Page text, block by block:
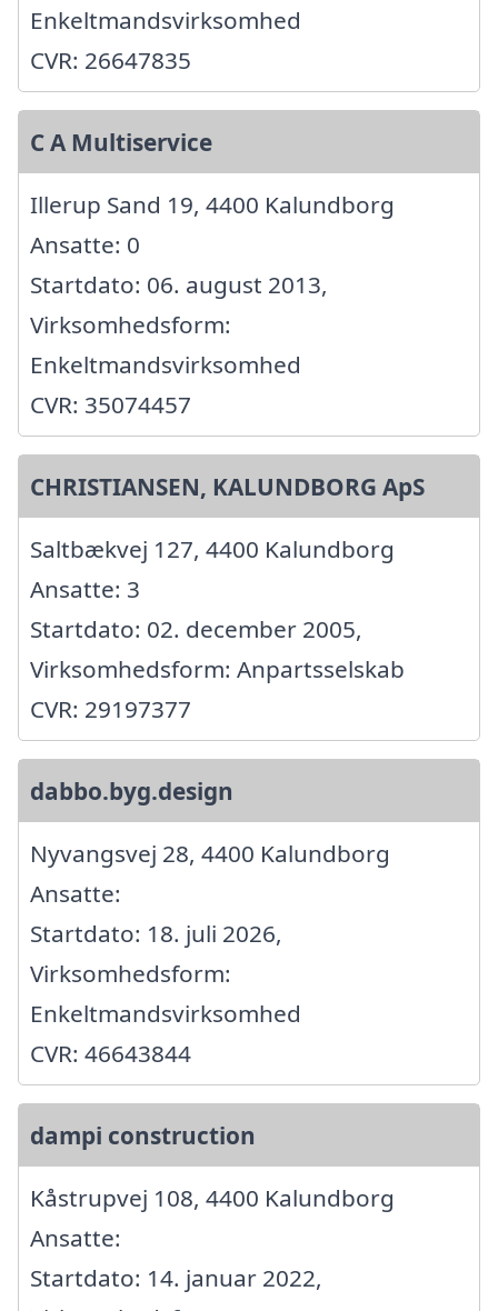
Enkeltmandsvirksomhed
CVR: 26647835
C A Multiservice
Illerup Sand 19, 4400 Kalundborg
Ansatte: 0
Startdato: 06. august 2013,
Virksomhedsform:
Enkeltmandsvirksomhed
CVR: 35074457
CHRISTIANSEN, KALUNDBORG ApS
Saltbækvej 127, 4400 Kalundborg
Ansatte: 3
Startdato: 02. december 2005,
Virksomhedsform: Anpartsselskab
CVR: 29197377
dabbo.byg.design
Nyvangsvej 28, 4400 Kalundborg
Ansatte:
Startdato: 18. juli 2026,
Virksomhedsform:
Enkeltmandsvirksomhed
CVR: 46643844
dampi construction
Kåstrupvej 108, 4400 Kalundborg
Ansatte:
Startdato: 14. januar 2022,